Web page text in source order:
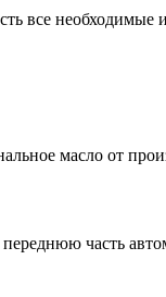
все
масло от
переднюю часть